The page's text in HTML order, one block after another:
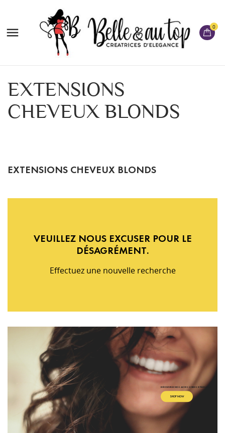
 0
EXTENSIONS
CHEVEUX BLONDS
EXTENSIONS CHEVEUX BLONDS
VEUILLEZ NOUS EXCUSER POUR LE
DÉSAGRÉMENT.
Effectuez une nouvelle recherche
DÉCOUVREZ NOS ACCESSOIRES D'ÉLÉGANCE
SHOP NOW